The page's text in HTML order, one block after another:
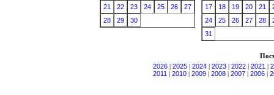
21
22 23 24 25 26
27
28
29 30
17
18 19 20 21
24
25 26 27 28
31
2026
2025 2024 2023 2022 2021
2011
2010 2009 2008 2007 2006